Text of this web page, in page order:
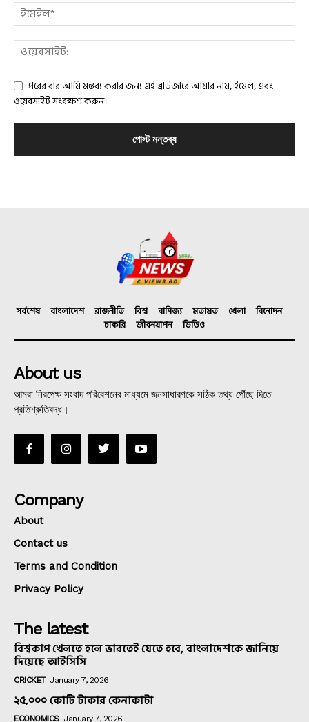
পরের বার আমি মন্তব্য করার জন্য এই ব্রাউজারে আমার নাম, ইমেল, এবং
ওয়েবসাইট সংরক্ষণ করুন।
সর্বশেষ বাংলাদেশ রাজনীতি বিশ্ব বাণিজ্য মতামত খেলা
বিনোদন
চাকরি
জীবনযাপন ভিডিও
About us
আমরা নিরপেক্ষ সংবাদ পরিবেশনের মাধ্যমে জনসাধারণকে সঠিক তথ্য পৌঁছে দিতে
প্রতিশ্রুতিবদ্ধ।
Company
About
Contact us
Terms and Condition
Privacy Policy
The latest
বিশ্বকাপ খেলতে হলে ভারতেই যেতে হবে, বাংলাদেশকে জানিয়ে
দিয়েছে আইসিসি
CRICKET January 7, 2026
২৫,০০০ কোটি টাকার কেনাকাটা
ECONOMICS January 7, 2026